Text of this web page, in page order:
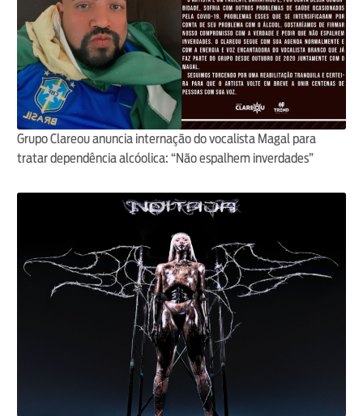
Grupo Clareou anuncia internação do vocalista Magal para
tratar dependência alcóolica: “Não espalhem inverdades”